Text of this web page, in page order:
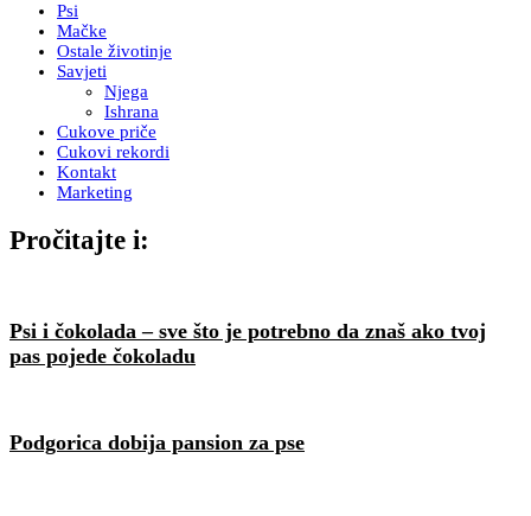
Psi
Mačke
Ostale životinje
Savjeti
Njega
Ishrana
Cukove priče
Cukovi rekordi
Kontakt
Marketing
Pročitajte i:
Psi i čokolada – sve što je potrebno da znaš ako tvoj
pas pojede čokoladu
Podgorica dobija pansion za pse